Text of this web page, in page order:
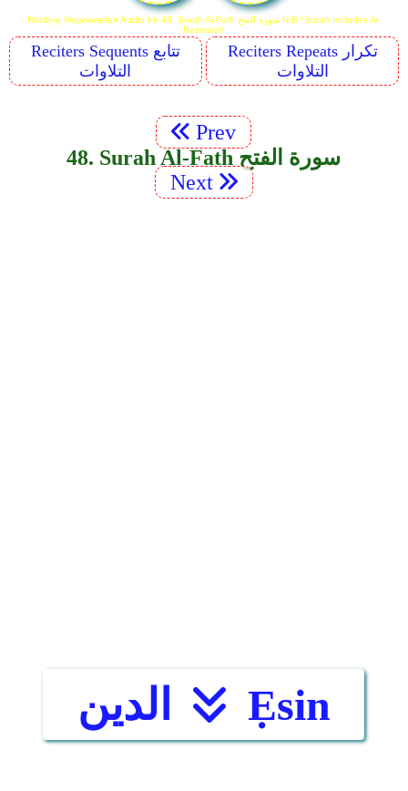
Reciting Mujawwadah Audio for 48. Surah Al-Fath سورة الفتح N.B *Surah Includes Al-
Basmalah
Reciters Sequents تتابع
التلاوات
Reciters Repeats تكرار
التلاوات
Prev
48. Surah Al-Fath سورة الفتح
Next
Ẹsin